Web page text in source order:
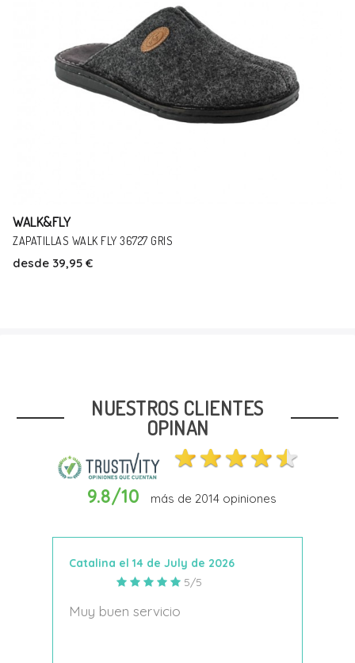
WALK&FLY
ZAPATILLAS WALK FLY 36727 GRIS
desde 39,95 €
NUESTROS CLIENTES
OPINAN
9.8/10 más de 2014opiniones
Catalina el 14 de July de 2026
5/5
Muy buen servicio